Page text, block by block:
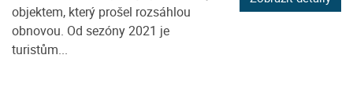
objektem, který prošel rozsáhlou
obnovou. Od sezóny 2021 je
turistům...